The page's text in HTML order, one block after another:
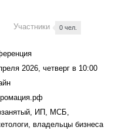
Участники 0 чел.
2026, четверг в 10:00
ИП, МСБ,
владельцы бизнеса